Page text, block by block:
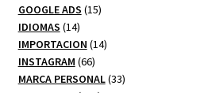
productos
GOOGLE ADS 1515
IDIOMAS 1414
productos
IMPORTACION 1414
INSTAGRAM 6666
productos
MARCA PERSONAL 3333